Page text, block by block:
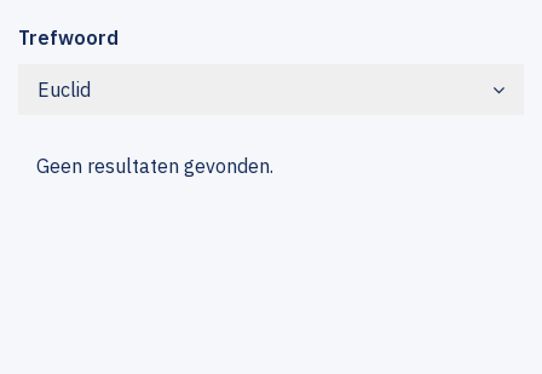
Trefwoord
Euclid
Geen resultaten gevonden.